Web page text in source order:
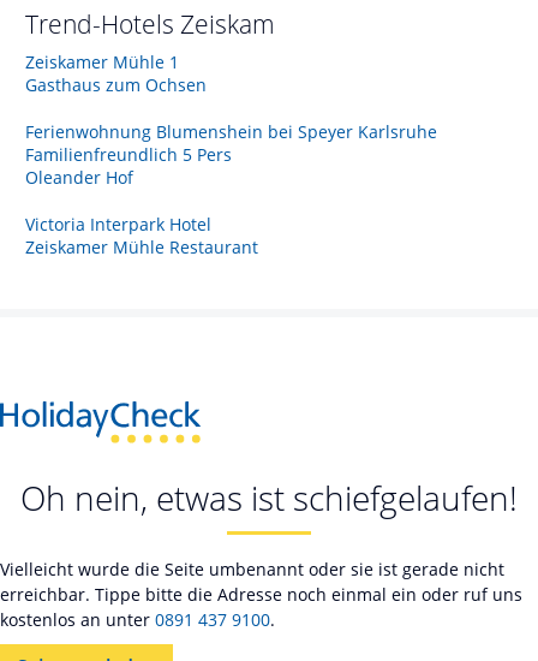
Trend-Hotels Zeiskam
Zeiskamer Mühle 1
Gasthaus zum Ochsen
Ferienwohnung Blumenshein bei Speyer Karlsruhe
Familienfreundlich 5 Pers
Oleander Hof
Victoria Interpark Hotel
Zeiskamer Mühle Restaurant
Oh nein, etwas ist schiefgelaufen!
Vielleicht wurde die Seite umbenannt oder sie ist gerade nicht
erreichbar. Tippe bitte die Adresse noch einmal ein oder ruf uns
kostenlos an unter 0891 437 9100.